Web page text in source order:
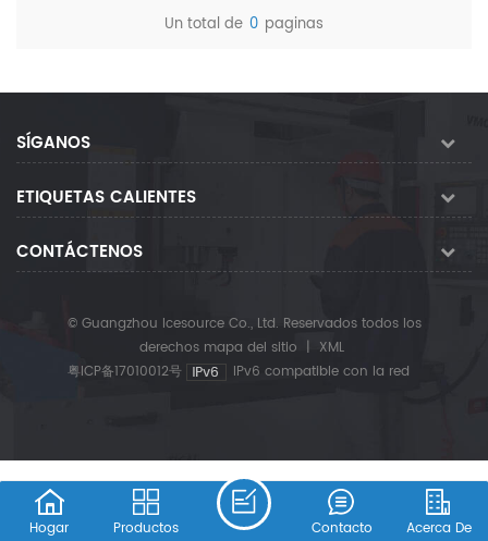
Un total de 0 paginas
SÍGANOS
ETIQUETAS CALIENTES
CONTÁCTENOS
© Guangzhou Icesource Co., Ltd. Reservados todos los
derechos mapa del sitio | XML
粤ICP备17010012号
IPv6 compatible con la red
Hogar Productos Acerca De
Contacto